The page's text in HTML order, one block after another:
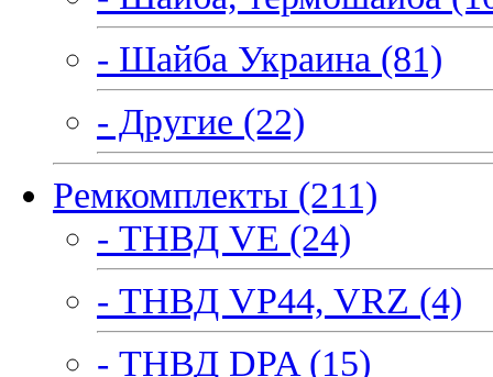
- Шайба Украина (81)
- Другие (22)
Ремкомплекты (211)
- ТНВД VE (24)
- ТНВД VP44, VRZ (4)
- ТНВД DPA (15)